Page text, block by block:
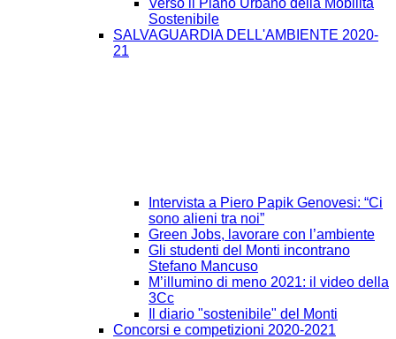
Verso il Piano Urbano della Mobilità
Sostenibile
SALVAGUARDIA DELL'AMBIENTE 2020-
21
Intervista a Piero Papik Genovesi: “Ci
sono alieni tra noi”
Green Jobs, lavorare con l’ambiente
Gli studenti del Monti incontrano
Stefano Mancuso
M’illumino di meno 2021: il video della
3Cc
Il diario "sostenibile" del Monti
Concorsi e competizioni 2020-2021